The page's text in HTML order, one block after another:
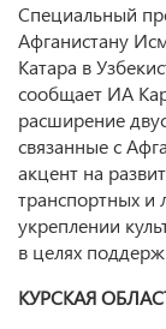
Специальный
Афганистану
Катара в
сообщает ИА
расширение
связанные с
акцент на
транспортных и
укреплении
в целях
КУРСКАЯ